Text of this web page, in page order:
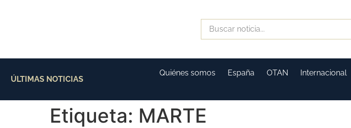
ÚLTIMAS NOTICIAS
Quiénes somos España OTAN Internacional
Etiqueta: MARTE